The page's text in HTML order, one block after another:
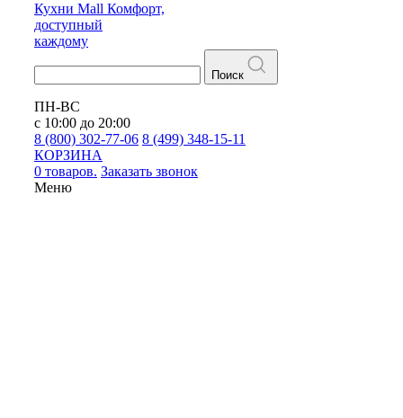
Кухни Mall Комфорт,
доступный
каждому
Поиск
ПН-ВС
с 10:00 до 20:00
8 (800) 302-77-06 8 (499) 348-15-11
КОРЗИНА
0 товаров. Заказать звонок
Меню